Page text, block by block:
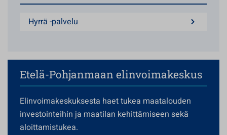
Hyrrä -palvelu
Etelä-Pohjanmaan elinvoimakeskus
Elinvoimakeskuksesta haet tukea maatalouden
investointeihin ja maatilan kehittämiseen sekä
aloittamistukea.